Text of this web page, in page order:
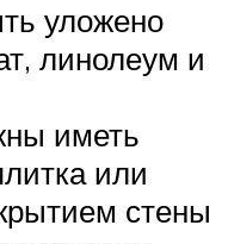
уложено
линолеум и
иметь
или
стены